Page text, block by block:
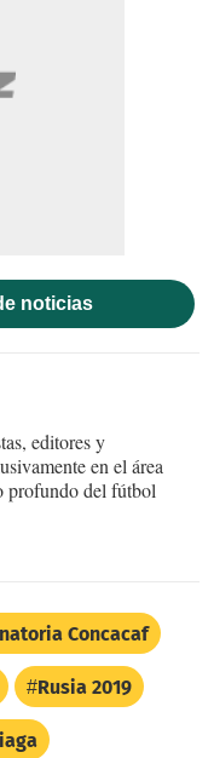
noticias
editores y
en el área
profundo del fútbol
Concacaf
Rusia 2019